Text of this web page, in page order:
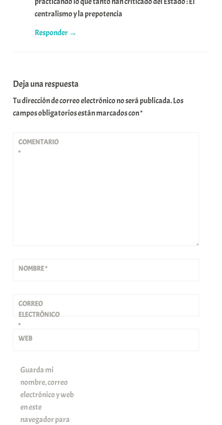
centralismo y la prepotencia
Responder
Deja una respuesta
Tu dirección de correo electrónico no será publicada.Los
campos obligatorios están marcados con*
COMENTARIO
*
NOMBRE*
CORREO
ELECTRÓNICO
*
WEB
Guarda mi
nombre, correo
electrónico y web
en este
navegador para